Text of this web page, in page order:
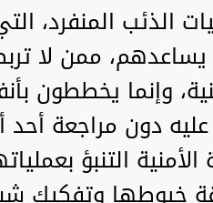
الذئب المنفرد،
ممن لا
وإنما يخططون
دون مراجعة أحد
التنبؤ